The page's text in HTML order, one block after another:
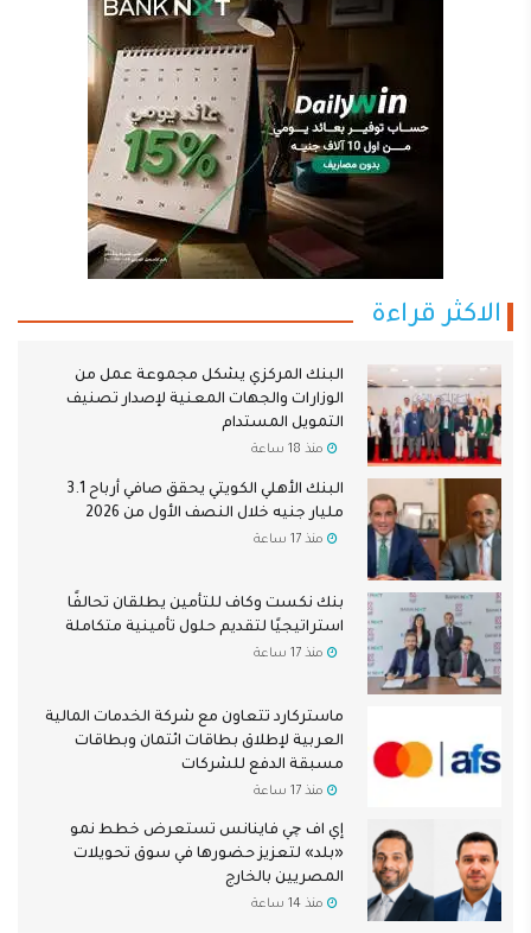
الاكثر قراءة
البنك المركزي يشكل مجموعة عمل من
الوزارات والجهات المعنية لإصدار تصنيف
التمويل المستدام
منذ 18 ساعة
البنك الأهلي الكويتي يحقق صافي أرباح 3.1
مليار جنيه خلال النصف الأول من 2026
منذ 17 ساعة
بنك نكست وكاف للتأمين يطلقان تحالفًا
استراتيجيًا لتقديم حلول تأمينية متكاملة
منذ 17 ساعة
ماستركارد تتعاون مع شركة الخدمات المالية
العربية لإطلاق بطاقات ائتمان وبطاقات
مسبقة الدفع للشركات
منذ 17 ساعة
إي اف چي فاينانس تستعرض خطط نمو
«بلد» لتعزيز حضورها في سوق تحويلات
المصريين بالخارج
منذ 14 ساعة